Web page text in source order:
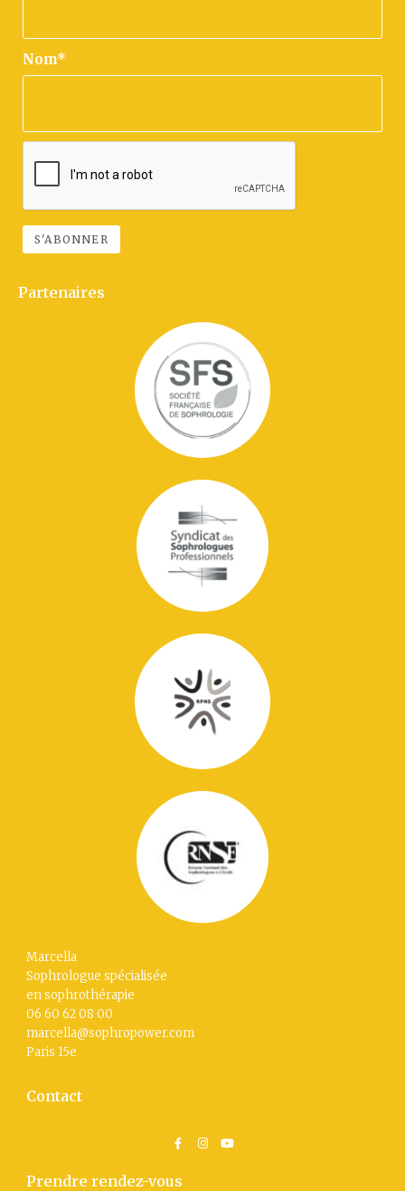
Nom*
Partenaires
Marcella
Sophrologue spécialisée
en sophrothérapie
06 60 62 08 00
marcella@sophropower.com
Paris 15e
Contact
Prendre rendez-vous